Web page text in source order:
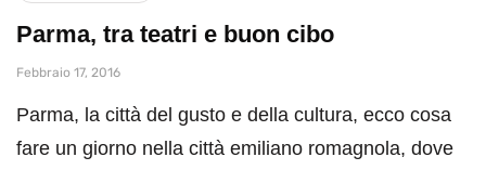
Parma, tra teatri e buon cibo
Febbraio 17, 2016
Parma, la città del gusto e della cultura, ecco cosa
fare un giorno nella città emiliano romagnola, dove